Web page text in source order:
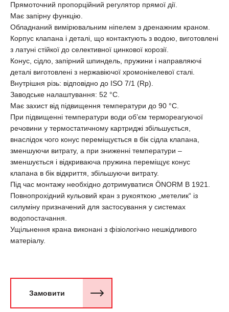
Прямоточний пропорційний регулятор прямої дії.
Має запірну функцію.
Обладнаний вимірювальним ніпелем з дренажним краном.
Корпус клапана і деталі, що контактують з водою, виготовлені
з латуні стійкої до селективної цинкової корозії.
Конус, сідло, запірний шпиндель, пружини і направляючі
деталі виготовлені з нержавіючої хромонікелевої сталі.
Внутрішня різь: відповідно до ISO 7/1 (Rp).
Заводське налаштування: 52 °C.
Має захист від підвищення температури до 90 °C.
При підвищенні температури води об’єм термореагуючої
речовини у термостатичному картриджі збільшується,
внаслідок чого конус переміщується в бік сідла клапана,
зменшуючи витрату, а при зниженні температури –
зменшується і відкриваюча пружина переміщує конус
клапана в бік відкриття, збільшуючи витрату.
Під час монтажу необхідно дотримуватися ÖNORM B 1921.
Повнопрохідний кульовий кран з рукояткою „метелик“ із
силуміну призначений для застосування у системах
водопостачання.
Ущільнення крана виконані з фізіологічно нешкідливого
матеріалу.
Замовити